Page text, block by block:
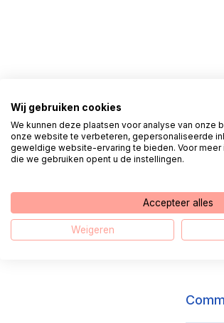
Wij gebruiken cookies
We kunnen deze plaatsen voor analyse van onze
onze website te verbeteren, gepersonaliseerde
geweldige website-ervaring te bieden. Voor
die we gebruiken opent u de instellingen.
Accepteer alles
Weigeren